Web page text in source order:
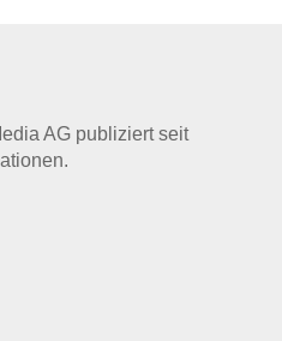
AG publiziert seit